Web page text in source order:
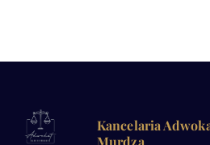
Kancelaria
Murdza